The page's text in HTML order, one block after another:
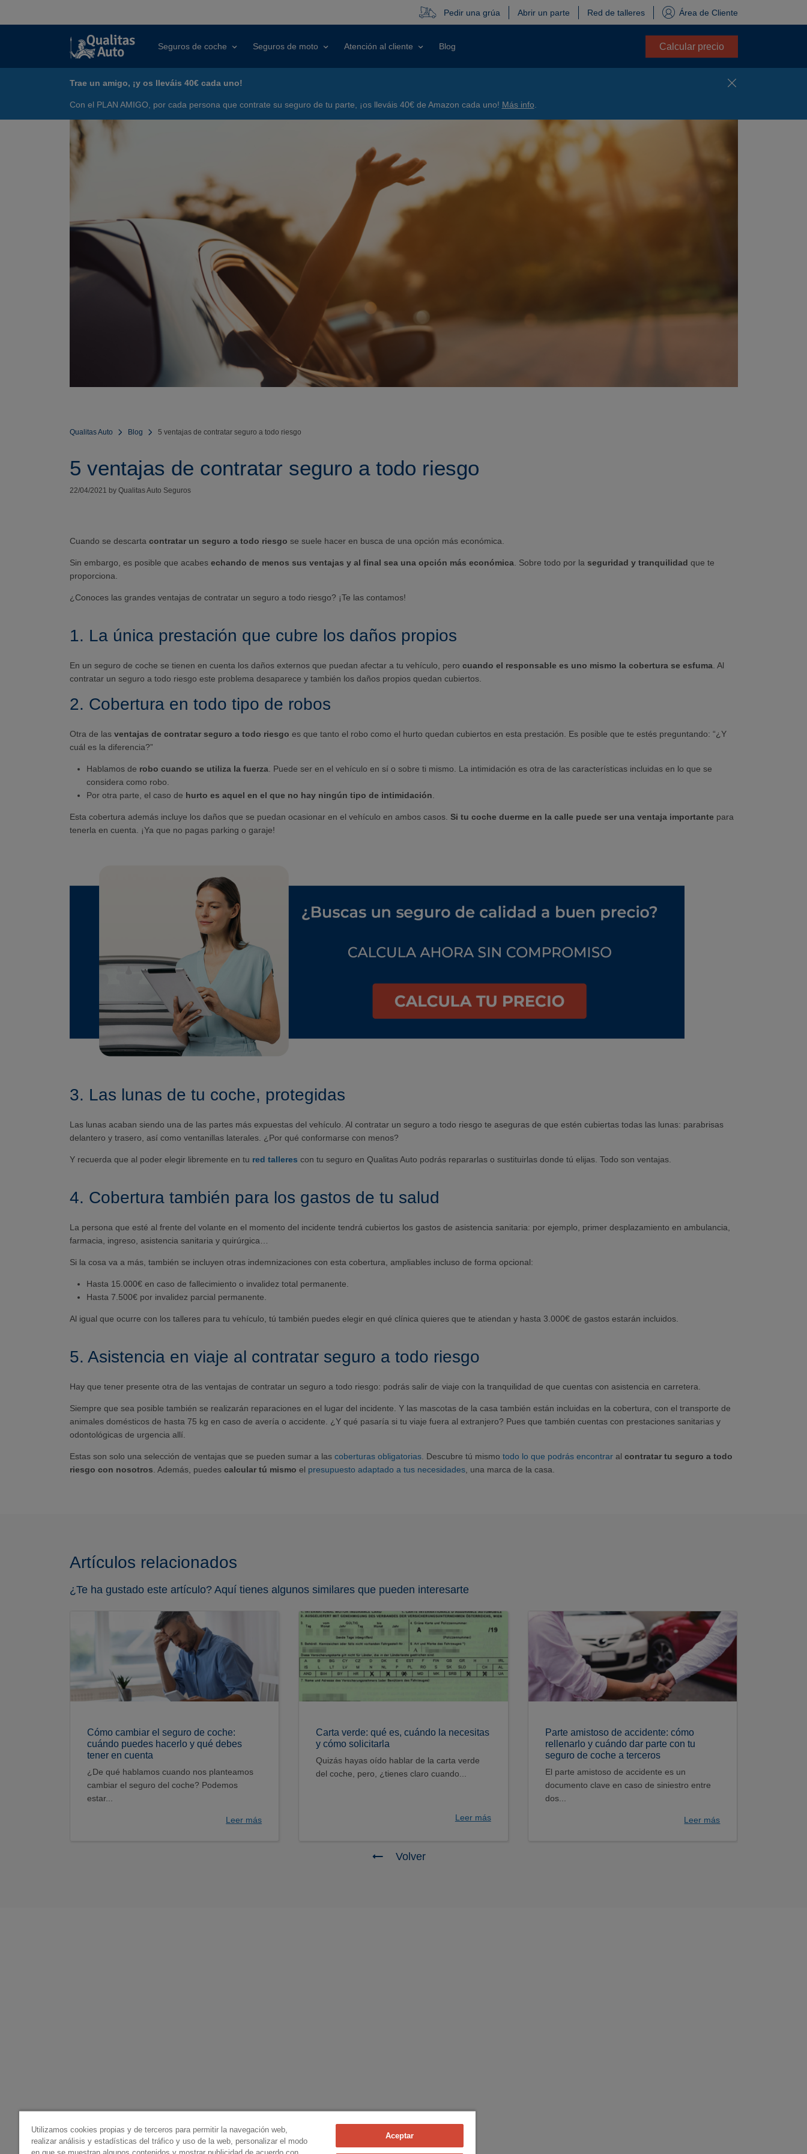
Pedir una grúa Abrir un parte Red de talleres Área de Cliente
Seguros de coche Seguros de moto Atención al cliente Blog Calcular precio
Trae un amigo, ¡y os lleváis 40€ cada uno!
Con el PLAN AMIGO, por cada persona que contrate su seguro de tu parte, ¡os lleváis 40€ de Amazon cada uno! Más info
Qualitas Auto Blog 5 ventajas de contratar seguro a todo riesgo
5 ventajas de contratar seguro a todo riesgo
22/04/2021 by Qualitas Auto Seguros
Cuando se descarta contratar un seguro a todo riesgo se suele hacer en busca de una opción más económica.
Sin embargo, es posible que acabes echando de menos sus ventajas y al final sea una opción más económica . Sobre todo por la seguridad y tranquilidad que te
proporciona.
¿Conoces las grandes ventajas de contratar un seguro a todo riesgo? ¡Te las contamos!
1. La única prestación que cubre los daños propios
En un seguro de coche se tienen en cuenta los daños externos que puedan afectar a tu vehículo, pero cuando el responsable es uno mismo la cobertura se esfuma . Al
contratar un seguro a todo riesgo este problema desaparece y también los daños propios quedan cubiertos.
2. Cobertura en todo tipo de robos
Otra de lasventajas de contratar seguro a todo riesgo es que tanto el robo como el hurto quedan cubiertos en esta prestación. Es posible que te estés preguntando: “¿Y
cuál es la diferencia?”
Hablamos de robo cuando se utiliza la fuerza . Puede ser en el vehículo en sí o sobre ti mismo. La intimidación es otra de las características incluidas en lo que se
considera como robo.
Por otra parte, el caso de hurto es aquel en el que no hay ningún tipo de intimidación
Esta cobertura además incluye los daños que se puedan ocasionar en el vehículo en ambos casos. Si tu coche duerme en la calle puede ser una ventaja importante para
tenerla en cuenta. ¡Ya que no pagas parking o garaje!
3. Las lunas de tu coche, protegidas
Las lunas acaban siendo una de las partes más expuestas del vehículo. Al contratar un seguro a todo riesgo te aseguras de que estén cubiertas todas las lunas: parabrisas
delantero y trasero, así como ventanillas laterales. ¿Por qué conformarse con menos?
Y recuerda que al poder elegir libremente en tu red talleres con tu seguro en Qualitas Auto podrás repararlas o sustituirlas donde tú elijas. Todo son ventajas.
4. Cobertura también para los gastos de tu salud
La persona que esté al frente del volante en el momento del incidente tendrá cubiertos los gastos de asistencia sanitaria: por ejemplo, primer desplazamiento en ambulancia,
farmacia, ingreso, asistencia sanitaria y quirúrgica…
Si la cosa va a más, también se incluyen otras indemnizaciones con esta cobertura, ampliables incluso de forma opcional:
Hasta 15.000€ en caso de fallecimiento o invalidez total permanente.
Hasta 7.500€ por invalidez parcial permanente.
Al igual que ocurre con los talleres para tu vehículo, tú también puedes elegir en qué clínica quieres que te atiendan y hasta 3.000€ de gastos estarán incluidos.
5. Asistencia en viaje al contratar seguro a todo riesgo
Hay que tener presente otra de las ventajas de contratar un seguro a todo riesgo: podrás salir de viaje con la tranquilidad de que cuentas con asistencia en carretera.
Siempre que sea posible también se realizarán reparaciones en el lugar del incidente. Y las mascotas de la casa también están incluidas en la cobertura, con el transporte de
animales domésticos de hasta 75 kg en caso de avería o accidente. ¿Y qué pasaría si tu viaje fuera al extranjero? Pues que también cuentas con prestaciones sanitarias y
odontológicas de urgencia allí.
Estas son solo una selección de ventajas que se pueden sumar a las coberturas obligatorias. Descubre tú mismo todo lo que podrás encontraral contratar tu seguro a todo
riesgo con nosotros . Además, puedes calcular tú mismo el presupuesto adaptado a tus necesidades, una marca de la casa.
Artículos relacionados
¿Te ha gustado este artículo? Aquí tienes algunos similares que pueden interesarte
Cómo cambiar el seguro de coche:
cuándo puedes hacerlo y qué debes
tener en cuenta
¿De qué hablamos cuando nos planteamos
cambiar el seguro del coche? Podemos
estar...
Leer más
Carta verde: qué es, cuándo la necesitas
y cómo solicitarla
Quizás hayas oído hablar de la carta verde
del coche, pero, ¿tienes claro cuando...
Leer más
Parte amistoso de accidente: cómo
rellenarlo y cuándo dar parte con tu
seguro de coche a terceros
El parte amistoso de accidente es un
documento clave en caso de siniestro entre
dos...
Leer más
Volver
Utilizamos cookies propias y de terceros para permitir la navegación web,
realizar análisis y estadísticas del tráfico y uso de la web, personalizar el modo
Aceptar